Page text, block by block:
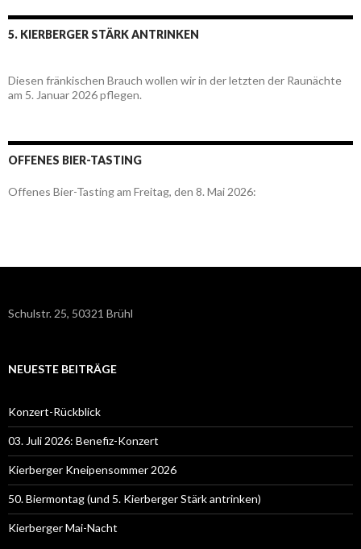
5. KIERBERGER STÄRK ANTRINKEN
Diesen fränkischen Brauch wollen wir in der letzten der Raunächte
am 5. Januar 2026 pflegen.
OFFENES BIER-TASTING
Offenes Bier-Tasting am Freitag, den 8. Mai 2026:
Schulstr. 25, 50321 Brühl
NEUESTE BEITRÄGE
Konzert-Rückblick
03. Juli 2026: Benefiz-Konzert
Kierberger Kneipensommer 2026
50. Biermontag (und 5. Kierberger Stärk antrinken)
Kierberger Mai-Nacht